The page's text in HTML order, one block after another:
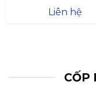
Được xếp
5
Liên hệ
CỐP